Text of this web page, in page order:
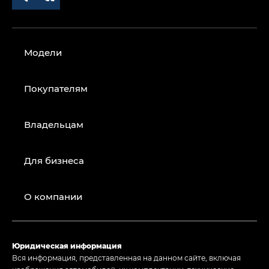
Модели
Покупателям
Владельцам
Для бизнеса
О компании
Юридическая информация
Вся информация, представленная на данном сайте, включая